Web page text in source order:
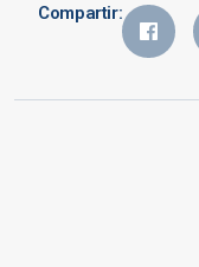
Compartir: